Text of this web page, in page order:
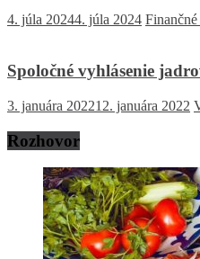
4. júla 20244. júla 2024
Spoločné vyhlásenie
3. januára 202212. januára 2022
Rozhovor